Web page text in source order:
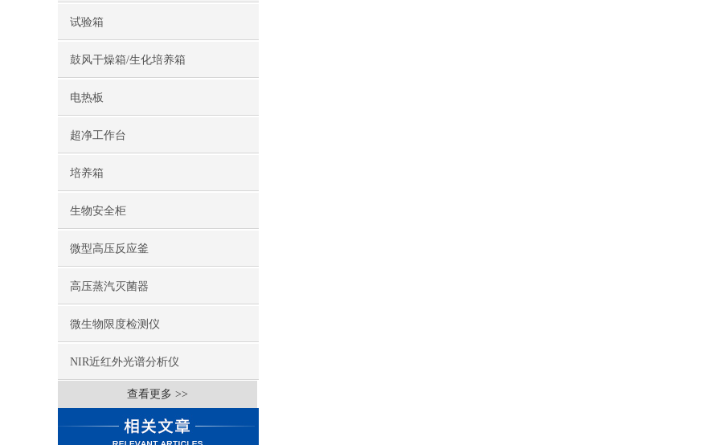
试验箱
鼓风干燥箱/生化培养箱
电热板
超净工作台
培养箱
生物安全柜
微型高压反应釜
高压蒸汽灭菌器
微生物限度检测仪
NIR近红外光谱分析仪
查看更多 >>